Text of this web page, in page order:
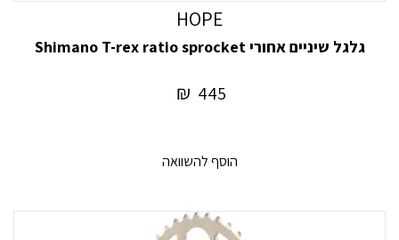
HOPE
גלגל שיניים אחורי Shimano T-rex ratio sprocket
445
₪